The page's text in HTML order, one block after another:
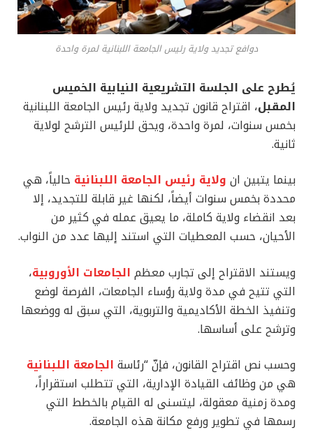
دوافع تجديد ولاية رئيس الجامعة اللبنانية لمرة واحدة
يُطرح على الجلسة التشريعية النيابية الخميس
المقبل، اقتراح قانون تجديد ولاية رئيس الجامعة اللبنانية
بخمس سنوات، لمرة واحدة، ويحق للرئيس الترشح لولاية
ثانية.
بينما يتبين ان ولاية رئيس الجامعة اللبنانية حالياً، هي
محددة بخمس سنوات أيضاً، لكنها غير قابلة للتجديد، إلا
بعد انقضاء ولاية كاملة، ما يعيق عمله في كثير من
الأحيان، حسب المعطيات التي استند إليها عدد من النواب.
ويستند الاقتراح إلى تجارب معظم الجامعات الأوروبية،
التي تتيح في مدة ولاية رؤساء الجامعات، الفرصة لوضع
وتنفيذ الخطة الأكاديمية والتربوية، التي سبق له ووضعها
وترشح على أساسها.
وحسب نص اقتراح القانون، فإنّ “رئاسة الجامعة اللبنانية
هي من وظائف القيادة الإدارية، التي تتطلب استقراراً،
ومدة زمنية معقولة، ليتسنى له القيام بالخطط التي
رسمها في تطوير ورفع مكانة هذه الجامعة.